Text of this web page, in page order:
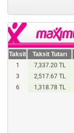
Taksit Taksit Tutarı
1
7,337.20 TL
3
2,517.67 TL
6
1,318.78 TL